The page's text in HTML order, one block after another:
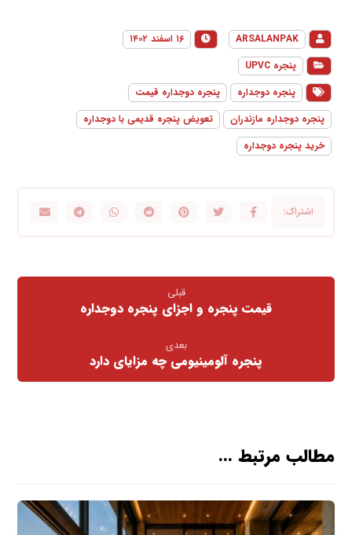
ARSALANPAK
۱۶ اسفند ۱۴۰۲
پنجره UPVC
پنجره دوجداره
پنجره دوجداره قیمت
پنجره دوجداره مازندران
تعویض پنجره قدیمی با دوجداره
خرید پنجره دوجداره
قبلی
قیمت پنجره و اجزای پنجره دوجداره
بعدی
پنجره آلومینیومی چه مزایای دارد
مطالب مرتبط ...